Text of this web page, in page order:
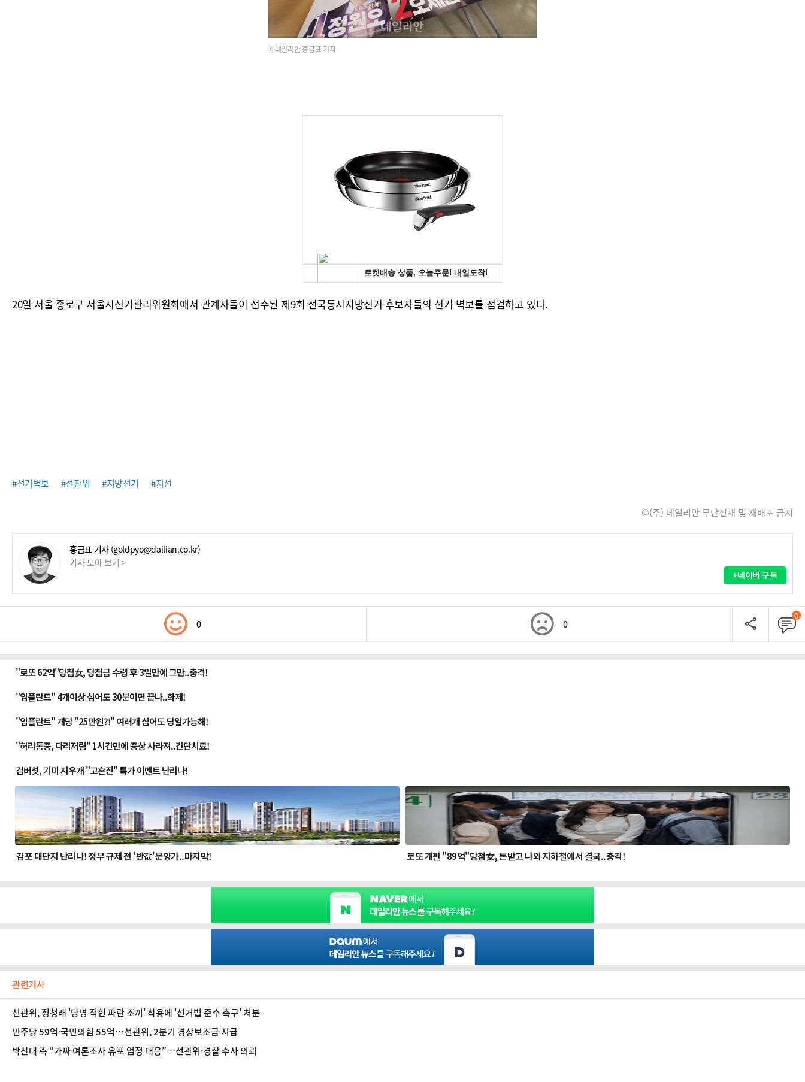
ⓒ데일리안 홍금표 기자
20일 서울 종로구 서울시선거관리위원회에서 관계자들이 접수된 제9회 전국동시지방선거 후보자들의 선거 벽보를 점검하고 있다.
#선거벽보 #선관위 #지방선거 #지선
©(주) 데일리안 무단전재 및 재배포 금지
홍금표 기자 (goldpyo@dailian.co.kr)
기사 모아 보기 >
+네이버 구독
0 0
0
관련기사
선관위, 정청래 '당명 적힌 파란 조끼' 착용에 '선거법 준수 촉구' 처분
민주당 59억·국민의힘 55억…선관위, 2분기 경상보조금 지급
박찬대 측 “가짜 여론조사 유포 엄정 대응”…선관위·경찰 수사 의뢰